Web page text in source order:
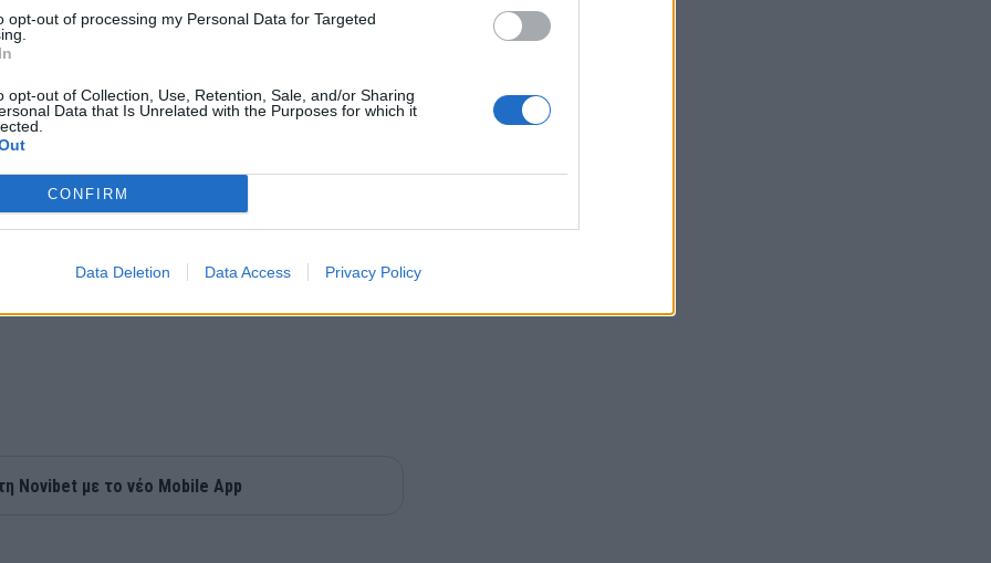
opt-out of processing my Personal Data for Targeted
opt-out of Collection, Use, Retention, Sale, and/or Sharing
Data that Is Unrelated with the Purposes for which it
CONFIRM
Data Deletion Data Access Privacy Policy
πολύ χαρούμενος για την
ΑΕΚ. Τώρα δεν είναι ώρα για
μέσα στο γήπεδο».
Novibet με το νέο Mobile App